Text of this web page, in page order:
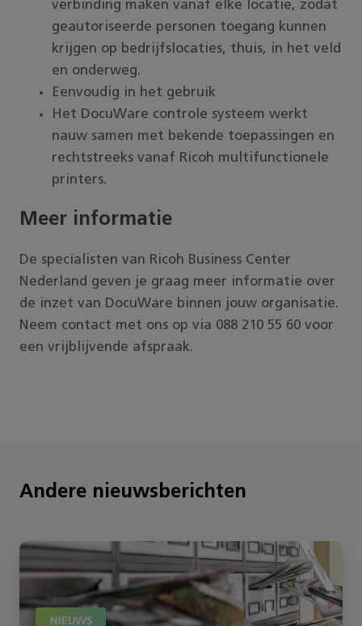
verbinding maken vanaf elke locatie, zodat
geautoriseerde personen toegang kunnen
krijgen op bedrijfslocaties, thuis, in het veld
en onderweg.
Eenvoudig in het gebruik
Het DocuWare controle systeem werkt
nauw samen met bekende toepassingen en
rechtstreeks vanaf Ricoh multifunctionele
printers.
Meer informatie
De specialisten van Ricoh Business Center
Nederland geven je graag meer informatie over
de inzet van DocuWare binnen jouw organisatie.
Neem contact met ons op via 088 210 55 60 voor
een vrijblijvende afspraak.
Andere nieuwsberichten
NIEUWS